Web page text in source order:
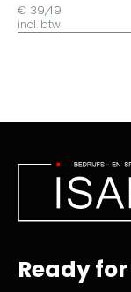
€ 39,49
incl. btw
Ready